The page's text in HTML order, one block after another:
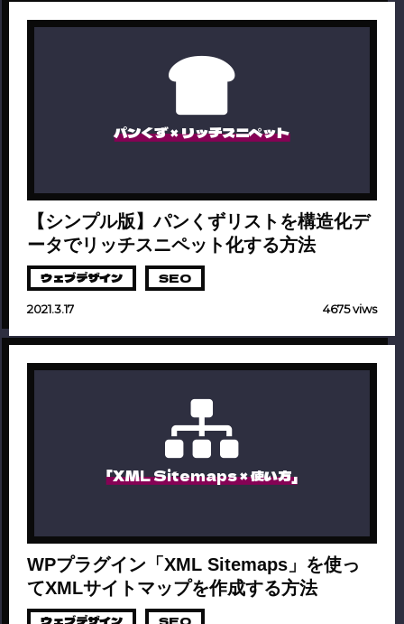
パンくず × リッチスニペット
【シンプル版】パンくずリストを構造化デ
ータでリッチスニペット化する方法
ウェブデザイン SEO
2021.3.17 4675 viws
「XML Sitemaps × 使い方」
WPプラグイン「XML Sitemaps」を使っ
てXMLサイトマップを作成する方法